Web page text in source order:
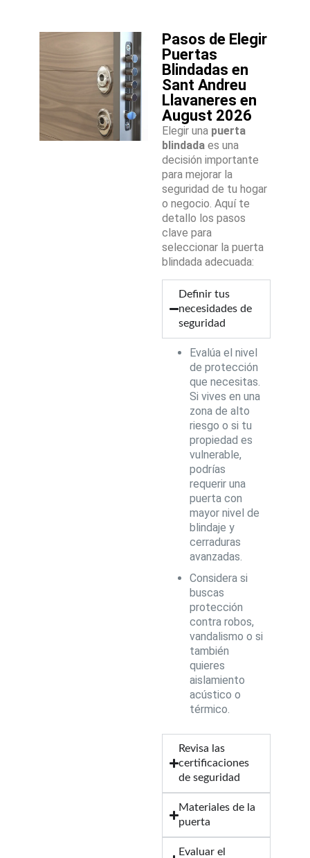
Pasos de Elegir
Puertas
Blindadas en
Sant Andreu
Llavaneres en
August 2026
Elegir una puerta
blindada es una
decisión importante
para mejorar la
seguridad de tu hogar
o negocio. Aquí te
detallo los pasos
clave para
seleccionar la puerta
blindada adecuada:
Definir tus
necesidades de
seguridad
Evalúa el nivel
de protección
que necesitas.
Si vives en una
zona de alto
riesgo o si tu
propiedad es
vulnerable,
podrías
requerir una
puerta con
mayor nivel de
blindaje y
cerraduras
avanzadas.
Considera si
buscas
protección
contra robos,
vandalismo o si
también
quieres
aislamiento
acústico o
térmico.
Revisa las
certificaciones
de seguridad
Materiales de la
puerta
Evaluar el